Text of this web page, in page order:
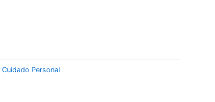
Cuidado Personal